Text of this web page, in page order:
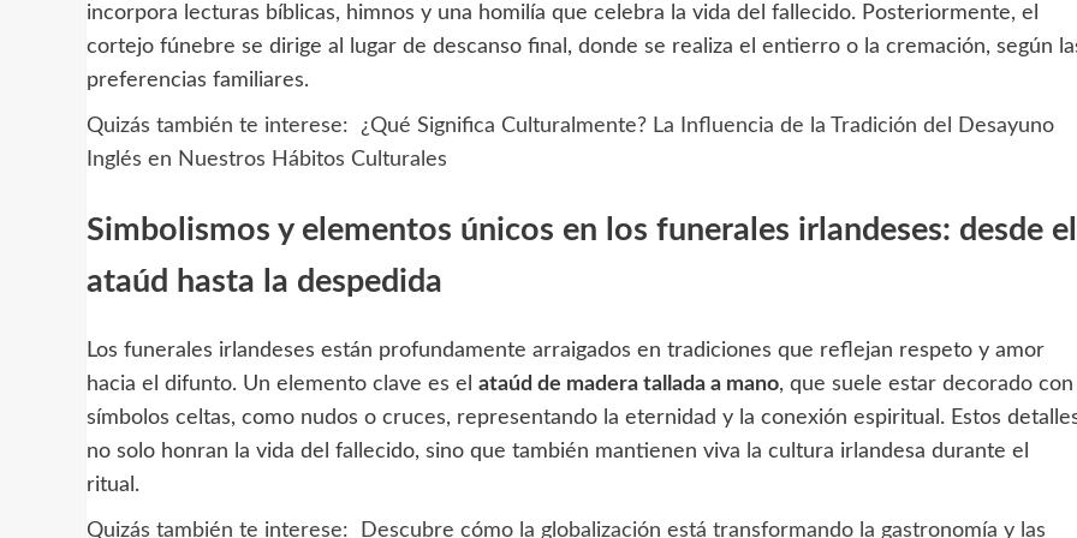
incorpora lecturas bíblicas, himnos y una homilía que celebra la vida del fallecido. Posteriormente, el
cortejo fúnebre se dirige al lugar de descanso final, donde se realiza el entierro o la cremación, según
preferencias familiares.
Quizás también te interese:
¿Qué Significa Culturalmente? La Influencia de la Tradición del Desayuno
Inglés en Nuestros Hábitos Culturales
Simbolismos y elementos únicos en los funerales irlandeses: desde el
ataúd hasta la despedida
Los funerales irlandeses están profundamente arraigados en tradiciones que reflejan respeto y amor
hacia el difunto. Un elemento clave es el ataúd de madera tallada a mano, que suele estar decorado con
símbolos celtas, como nudos o cruces, representando la eternidad y la conexión espiritual. Estos
no solo honran la vida del fallecido, sino que también mantienen viva la cultura irlandesa durante el
ritual.
Quizás también te interese: Descubre cómo la globalización está transformando la gastronomía y las